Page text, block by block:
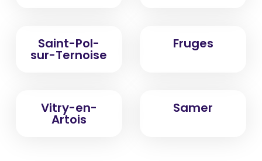
Saint-Pol-
sur-Ternoise
Fruges
Vitry-en-
Artois
Samer